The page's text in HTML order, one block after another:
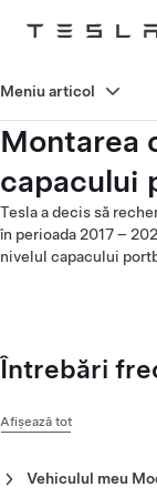
Tesla
Montarea
capacului
Tesla a decis să
în perioada 2017 –
nivelul capacului
Întrebări
Afișează tot
Vehiculul meu
Meniu articol